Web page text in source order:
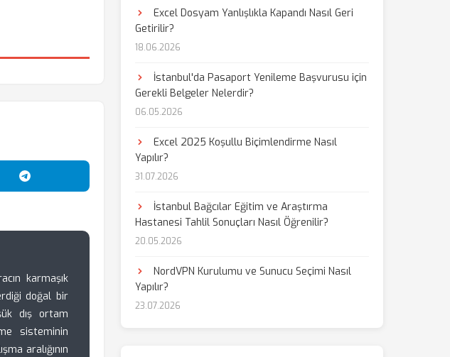
Telegram'da Paylaş
karmaşık
doğal bir
dış ortam
sisteminin
aralığının
Excel Dosyam Yanlışlıkla Kapandı Nasıl Geri
Getirilir?
18.06.2026
İstanbul'da Pasaport Yenileme Başvurusu için
Gerekli Belgeler Nelerdir?
06.05.2026
Excel 2025 Koşullu Biçimlendirme Nasıl
Yapılır?
31.07.2026
İstanbul Bağcılar Eğitim ve Araştırma
Hastanesi Tahlil Sonuçları Nasıl Öğrenilir?
20.05.2026
NordVPN Kurulumu ve Sunucu Seçimi Nasıl
Yapılır?
23.07.2026